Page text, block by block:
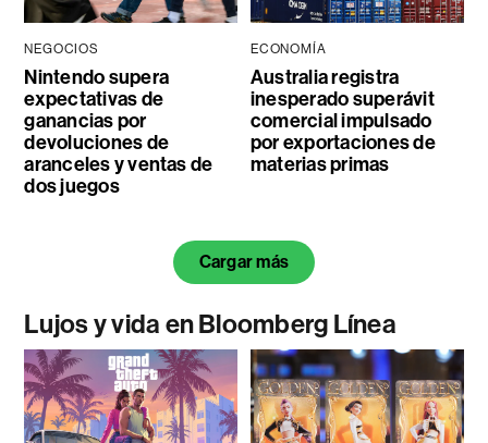
NEGOCIOS
Nintendo supera
expectativas de
ganancias por
devoluciones de
aranceles y ventas de
dos juegos
ECONOMÍA
Australia registra
inesperado superávit
comercial impulsado
por exportaciones de
materias primas
Cargar más
Lujos y vida en Bloomberg Línea